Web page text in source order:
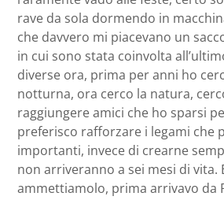
rave da sola dormendo in
che davvero mi piacevano un
in cui sono stata coinvolta
diverse ora, prima per anni ho
notturna, ora cerco la natura,
raggiungere amici che ho sparsi
preferisco rafforzare i legami che
importanti, invece di crearne
non arriveranno a sei mesi di vita.
ammettiamolo, prima arrivavo da